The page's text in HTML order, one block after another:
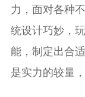
力，面对各种
统设计巧妙，
能，制定出合
是实力的较量